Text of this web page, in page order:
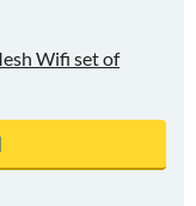
Wifi set of